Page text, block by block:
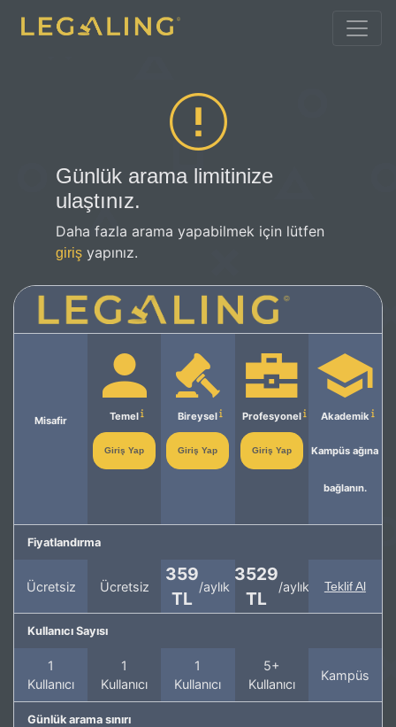
Günlük arama limitinize
ulaştınız.
Daha fazla arama yapabilmek için lütfen
giriş yapınız.
Misafir Temel
Giriş Yap
Bireysel
Giriş Yap
Profesyonel
Giriş Yap
Akademik
Kampüs ağına
bağlanın.
Fiyatlandırma
Ücretsiz Ücretsiz
359
TL
/aylık
3529
TL
/aylık Teklif Al
Kullanıcı Sayısı
1
Kullanıcı
1
Kullanıcı
1
Kullanıcı
5+
Kullanıcı
Kampüs
Günlük arama sınırı